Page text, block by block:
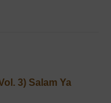
3) Salam Ya